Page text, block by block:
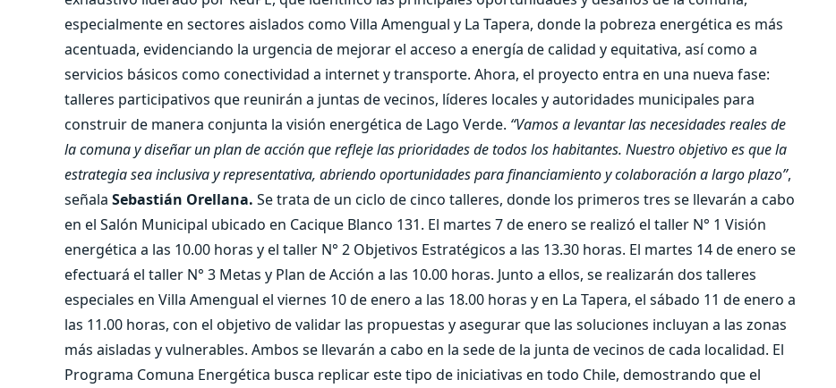
especialmente en sectores aislados como Villa Amengual y La Tapera, donde la pobreza energética es más
acentuada, evidenciando la urgencia de mejorar el acceso a energía de calidad y equitativa, así como a
servicios básicos como conectividad a internet y transporte. Ahora, el proyecto entra en una nueva fase:
talleres participativos que reunirán a juntas de vecinos, líderes locales y autoridades municipales para
construir de manera conjunta la visión energética de Lago Verde. “Vamos a levantar las necesidades reales de
la comuna y diseñar un plan de acción que refleje las prioridades de todos los habitantes. Nuestro objetivo es que la
estrategia sea inclusiva y representativa, abriendo oportunidades para financiamiento y colaboración a largo plazo”,
señala Sebastián Orellana. Se trata de un ciclo de cinco talleres, donde los primeros tres se llevarán a cabo
en el Salón Municipal ubicado en Cacique Blanco 131. El martes 7 de enero se realizó el taller N° 1 Visión
energética a las 10.00 horas y el taller N° 2 Objetivos Estratégicos a las 13.30 horas. El martes 14 de enero se
efectuará el taller N° 3 Metas y Plan de Acción a las 10.00 horas. Junto a ellos, se realizarán dos talleres
especiales en Villa Amengual el viernes 10 de enero a las 18.00 horas y en La Tapera, el sábado 11 de enero a
las 11.00 horas, con el objetivo de validar las propuestas y asegurar que las soluciones incluyan a las zonas
más aisladas y vulnerables. Ambos se llevarán a cabo en la sede de la junta de vecinos de cada localidad. El
Programa Comuna Energética busca replicar este tipo de iniciativas en todo Chile, demostrando que el